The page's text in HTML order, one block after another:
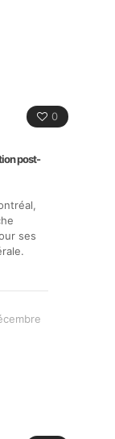
0
post-
ses